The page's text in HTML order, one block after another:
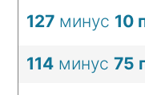
127 минус 10
114 минус75